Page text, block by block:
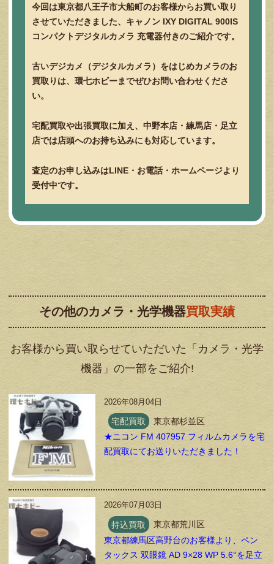
今回は東京都八王子市大船町のお客様からお買い取り
させていただきました、キャノン IXY DIGITAL 900IS
コンパクトデジタルカメラ 充電器付きのご紹介です。
古いデジカメ（デジタルカメラ）をはじめカメラのお
買取りは、環七ホビーまでぜひお問い合わせくださ
い。
宅配買取や出張買取に加え、中野本店・練馬店・足立
店では店頭へのお持ち込みにも対応しています。
査定のお申し込みはLINE・お電話・ホームページより
受付中です。
その他のカメラ・光学機器買取実績
お客様から買い取らせていただいた「カメラ・光学
機器」の一部をご紹介!
2026年08月04日
宅配買取
東京都杉並区
★ニコン FM 407957 フィルムカメラを宅
配買取にてお送りいただきました！
2026年07月03日
持込買取
東京都荒川区
東京都練馬区高野台のお客様より、ペン
タックス 双眼鏡 AD 9×28 WP 5.6°を足立